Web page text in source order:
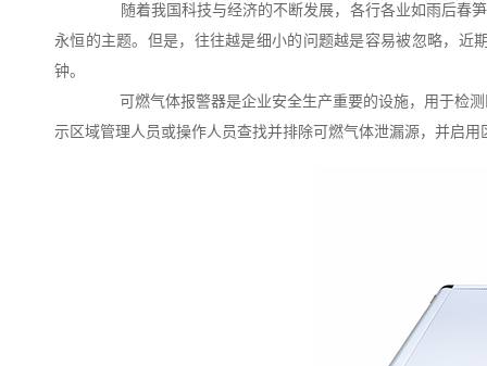
随着我国科技与经济的不断发展，各行各业如雨后春笋
永恒的主题。但是，往往越是细小的问题越是容易被忽略，近
钟。
可燃气体报警器是企业安全生产重要的设施，用于检测
示区域管理人员或操作人员查找并排除可燃气体泄漏源，并启